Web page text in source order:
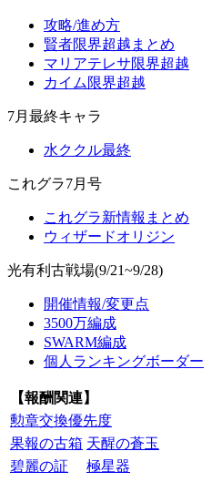
攻略/進め方
賢者限界超越まとめ
マリアテレサ限界超越
カイム限界超越
7月最終キャラ
水ククル最終
これグラ7月号
これグラ新情報まとめ
ウィザードオリジン
光有利古戦場(9/21~9/28)
開催情報/変更点
3500万編成
SWARM編成
個人ランキングボーダー
【報酬関連】
勲章交換優先度
果報の古箱 天醒の蒼玉
碧麗の証
極星器